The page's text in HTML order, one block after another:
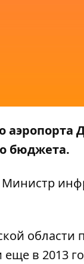
бюджета.
Министр
в 2013